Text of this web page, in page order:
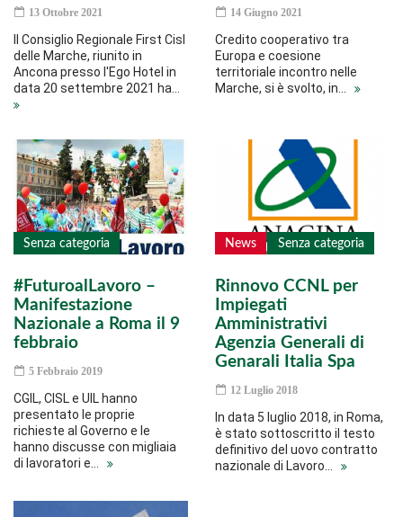
13 Ottobre 2021
Il Consiglio Regionale First Cisl
delle Marche, riunito in
Ancona presso l'Ego Hotel in
data 20 settembre 2021 ha…
14 Giugno 2021
Credito cooperativo tra
Europa e coesione
territoriale incontro nelle
Marche, si è svolto, in…
Senza categoria
#FuturoalLavoro –
Manifestazione
Nazionale a Roma il 9
febbraio
5 Febbraio 2019
CGIL, CISL e UIL hanno
presentato le proprie
richieste al Governo e le
hanno discusse con migliaia
di lavoratori e…
News Senza categoria
Rinnovo CCNL per
Impiegati
Amministrativi
Agenzia Generali di
Genarali Italia Spa
12 Luglio 2018
In data 5 luglio 2018, in Roma,
è stato sottoscritto il testo
definitivo del uovo contratto
nazionale di Lavoro…